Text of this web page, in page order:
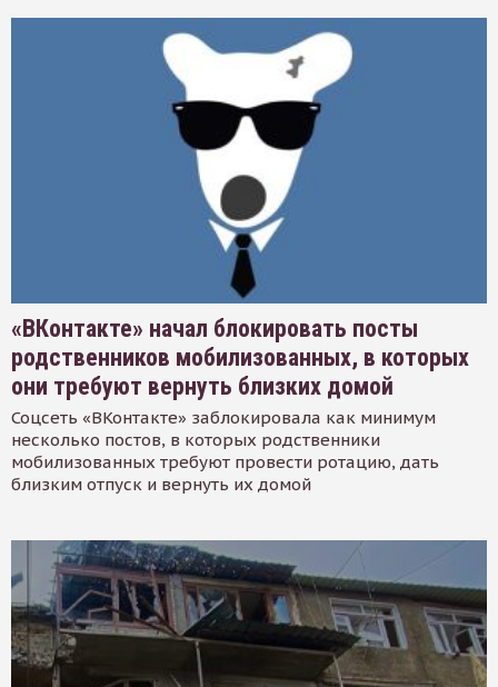
«ВКонтакте» начал блокировать посты
родственников мобилизованных, в которых
они требуют вернуть близких домой
Соцсеть «ВКонтакте» заблокировала как минимум
несколько постов, в которых родственники
мобилизованных требуют провести ротацию, дать
близким отпуск и вернуть их домой